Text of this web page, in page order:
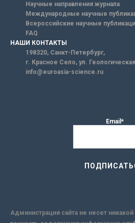
Научные направления журнала
Международные научные
Всероссийские научные
FAQ
НАШИ КОНТАКТЫ
198320, Санкт-Петербург,
г. Красное Село, ул.
info@euroasia-science.ru
Email*
Администрация сайта не несет никакой